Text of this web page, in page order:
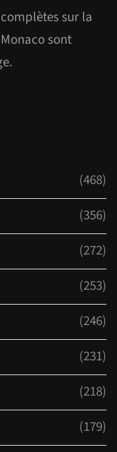
sur la
sont
(468)
(356)
(272)
(253)
(246)
(231)
(218)
(179)